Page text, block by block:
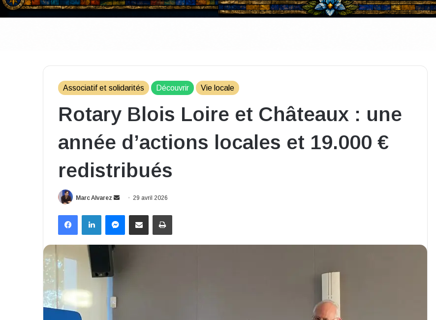
Associatif et solidarités Découvrir Vie locale
Rotary Blois Loire et Châteaux : une
année d’actions locales et 19.000 €
redistribués
Marc Alvarez
Envoyer
courriel
29 avril 2026
FacebookLinkedinMessenger
Partager par email Imprimer